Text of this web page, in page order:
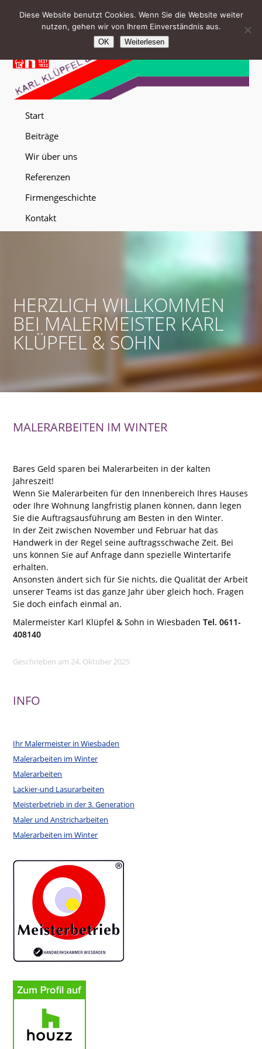
Start
Beiträge
Wir über uns
Referenzen
Firmengeschichte
Kontakt
HERZLICH WILLKOMMEN
BEI MALERMEISTER KARL
KLÜPFEL & SOHN
MALERARBEITEN IM WINTER
Bares Geld sparen bei Malerarbeiten in der kalten
Jahreszeit!
Wenn Sie Malerarbeiten für den Innenbereich Ihres Hauses
oder Ihre Wohnung langfristig planen können, dann legen
Sie die Auftragsausführung am Besten in den Winter.
In der Zeit zwischen November und Februar hat das
Handwerk in der Regel seine auftragsschwache Zeit. Bei
uns können Sie auf Anfrage dann spezielle Wintertarife
erhalten.
Ansonsten ändert sich für Sie nichts, die Qualität der Arbeit
unserer Teams ist das ganze Jahr über gleich hoch. Fragen
Sie doch einfach einmal an.
Malermeister Karl Klüpfel & Sohn in WiesbadenTel. 0611-
408140
Geschrieben am 24. Oktober 2025
INFO
Ihr Malermeister in Wiesbaden
Malerarbeiten im Winter
Malerarbeiten
Lackier-und Lasurarbeiten
Meisterbetrieb in der 3. Generation
Maler und Anstricharbeiten
Malerarbeiten im Winter
Diese Website benutzt Cookies. Wenn Sie die Website weiter
nutzen, gehen wir von Ihrem Einverständnis aus.
OK Weiterlesen